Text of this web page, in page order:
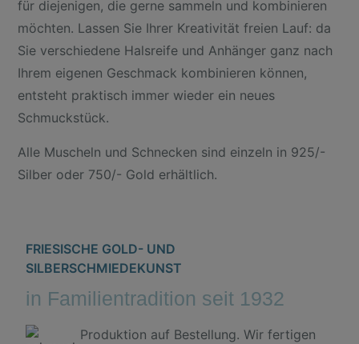
für diejenigen, die gerne sammeln und kombinieren
möchten. Lassen Sie Ihrer Kreativität freien Lauf: da
Sie verschiedene Halsreife und Anhänger ganz nach
Ihrem eigenen Geschmack kombinieren können,
entsteht praktisch immer wieder ein neues
Schmuckstück.
Alle Muscheln und Schnecken sind einzeln in 925/-
Silber oder 750/- Gold erhältlich.
FRIESISCHE GOLD- UND
SILBERSCHMIEDEKUNST
in Familientradition seit 1932
Produktion auf Bestellung. Wir fertigen